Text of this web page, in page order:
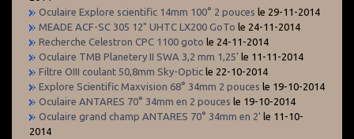
Oculaire Explore scientific 14mm 100° 2 pouces le 29-11-2014
MEADE ACF-SC 305 12" UHTC LX200 GoTo le 24-11-2014
Recherche Celestron CPC 1100 goto le 24-11-2014
Oculaire TMB Planetery II SWA 3,2 mm 1,25' le 11-11-2014
Filtre OIII coulant 50,8mm Sky-Optic le 22-10-2014
Explore Scientific Maxvision 68° 34mm 2 pouces le 19-10-2014
Oculaire ANTARES 70° 34mm en 2 pouces le 19-10-2014
Oculaire grand champ ANTARES 70° 34mm en 2' le 11-10-
2014